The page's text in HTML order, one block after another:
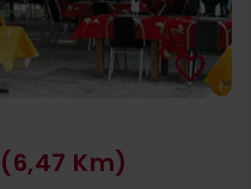
(6,47 Km)
favorite_border